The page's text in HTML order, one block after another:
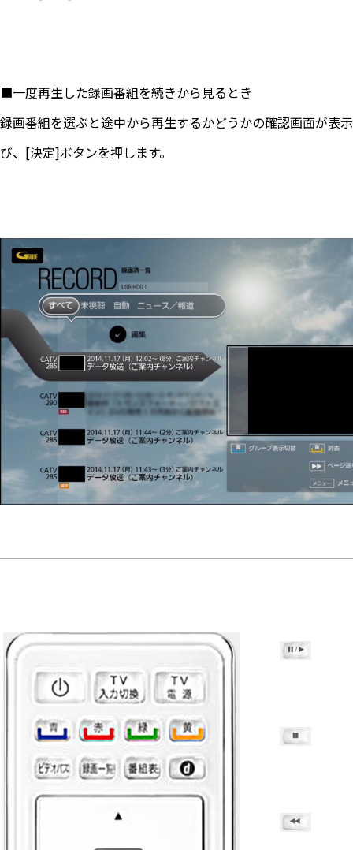
■一度再生した録画番組を続きから見るとき
録画番組を選ぶと途中から再生するかどうかの確認画面が
び、[決定]ボタンを押します。